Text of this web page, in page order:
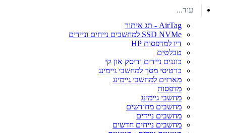
עוד...
AirTag - תג איתור
SSD NVMe למחשבים נייחים וניידים
דיו למדפסות HP
טבלטים
כוננים ניידים ודיסק און קי
כרטיסי מסך למחשבי גיימינג
מארזים למחשבי גיימינג
מדפסות
מחשבי גיימינג
מחשבים מחודשים
מחשבים ניידים
מחשבים נייחים חדשים